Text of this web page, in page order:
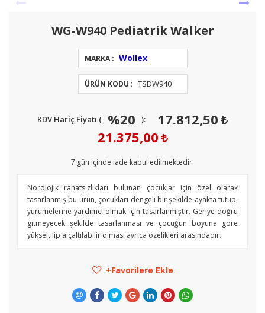
WG-W940 Pediatrik Walker
MARKA : Wollex
ÜRÜN KODU : TSDW940
KDV Hariç Fiyatı ( %20 ):
17.812,50
21.375,00
7 gün içinde iade kabul edilmektedir.
Nörolojik rahatsızlıkları bulunan çocuklar için özel olarak
tasarlanmış bu ürün, çocukları dengeli bir şekilde ayakta tutup,
yürümelerine yardımcı olmak için tasarlanmıştır. Geriye doğru
gitmeyecek şekilde tasarlanması ve çocuğun boyuna göre
yükseltilip alçaltılabilir olması ayrıca özelikleri arasındadır.
Favorilere Ekle